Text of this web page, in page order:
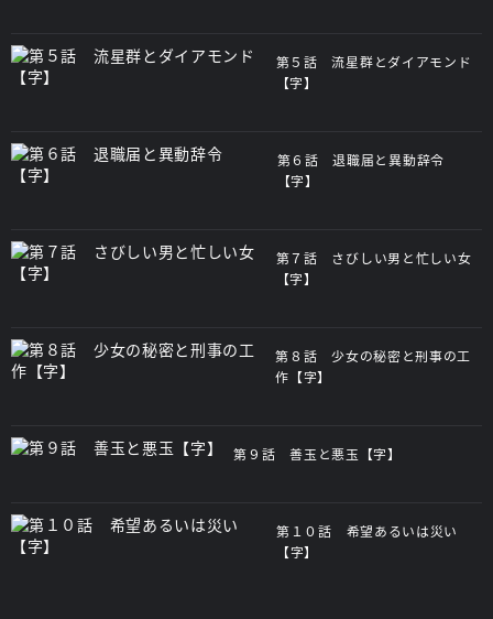
第５話 流星群とダイアモンド
【字】
第６話 退職届と異動辞令
【字】
第７話 さびしい男と忙しい女
【字】
第８話 少女の秘密と刑事の工
作【字】
第９話 善玉と悪玉【字】
第１０話 希望あるいは災い
【字】